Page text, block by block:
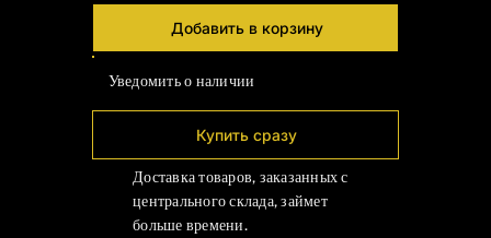
Добавить в корзину
Уведомить о наличии
Купить сразу
Доставка товаров, заказанных с
центрального склада, займет
больше времени.